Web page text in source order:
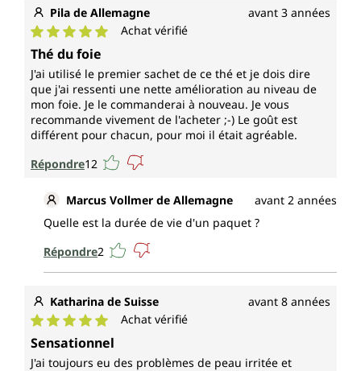
Pila de Allemagne avant 3 années
Note moyenne de 5 sur 5 étoiles
Achat vérifié
Thé du foie
J'ai utilisé le premier sachet de ce thé et je dois dire
que j'ai ressenti une nette amélioration au niveau de
mon foie. Je le commanderai à nouveau. Je vous
recommande vivement de l'acheter ;-) Le goût est
différent pour chacun, pour moi il était agréable.
Répondre12
Marcus Vollmer de Allemagne
avant 2 années
Quelle est la durée de vie d'un paquet ?
Répondre2
Katharina de Suisse avant 8 années
Note moyenne de 5 sur 5 étoiles
Achat vérifié
Sensationnel
J'ai toujours eu des problèmes de peau irritée et